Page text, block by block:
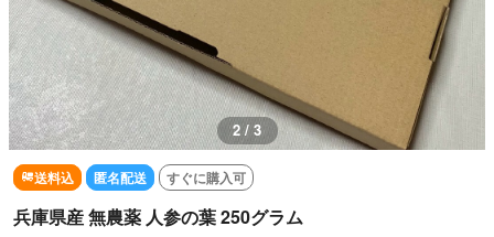
2 / 3
送料込 匿名配送 すぐに購入可
兵庫県産 無農薬 人参の葉 250グラム